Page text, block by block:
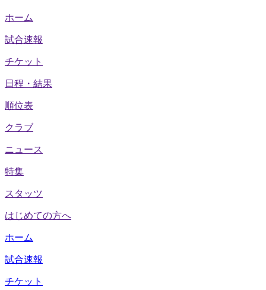
ホーム
試合速報
チケット
日程・結果
順位表
クラブ
ニュース
特集
スタッツ
はじめての方へ
ホーム
試合速報
チケット